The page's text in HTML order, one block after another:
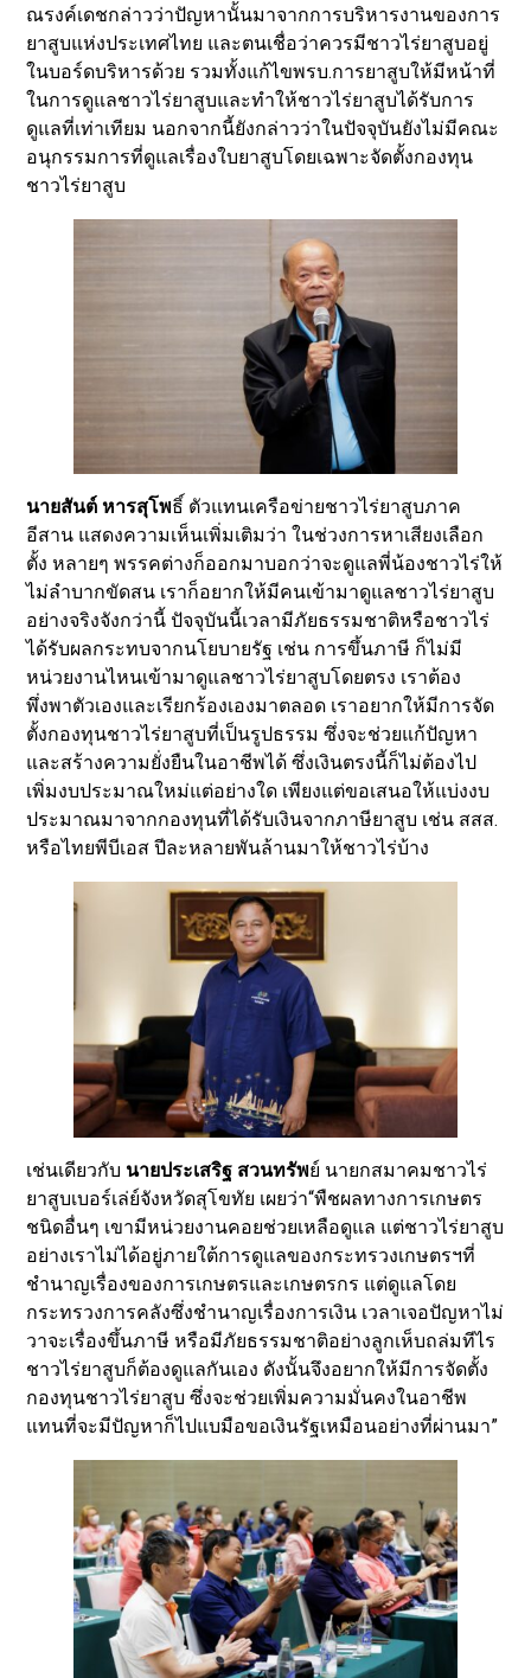
ณรงค์เดชกล่าวว่าปัญหานั้นมาจากการบริหารงานของการ
ยาสูบแห่งประเทศไทย และตนเชื่อว่าควรมีชาวไร่ยาสูบอยู่
ในบอร์ดบริหารด้วย รวมทั้งแก้ไขพรบ.การยาสูบให้มีหน้าที่
ในการดูแลชาวไร่ยาสูบและทำให้ชาวไร่ยาสูบได้รับการ
ดูแลที่เท่าเทียม นอกจากนี้ยังกล่าวว่าในปัจจุบันยังไม่มีคณะ
อนุกรรมการที่ดูแลเรื่องใบยาสูบโดยเฉพาะจัดตั้งกองทุน
ชาวไร่ยาสูบ
นายสันต์ หารสุโพธิ์ ตัวแทนเครือข่ายชาวไร่ยาสูบภาค
อีสาน แสดงความเห็นเพิ่มเติมว่า ในช่วงการหาเสียงเลือก
ตั้ง หลายๆ พรรคต่างก็ออกมาบอกว่าจะดูแลพี่น้องชาวไร่ให้
ไม่ลำบากขัดสน เราก็อยากให้มีคนเข้ามาดูแลชาวไร่ยาสูบ
อย่างจริงจังกว่านี้ ปัจจุบันนี้เวลามีภัยธรรมชาติหรือชาวไร่
ได้รับผลกระทบจากนโยบายรัฐ เช่น การขึ้นภาษี ก็ไม่มี
หน่วยงานไหนเข้ามาดูแลชาวไร่ยาสูบโดยตรง เราต้อง
พึ่งพาตัวเองและเรียกร้องเองมาตลอด เราอยากให้มีการจัด
ตั้งกองทุนชาวไร่ยาสูบที่เป็นรูปธรรม ซึ่งจะช่วยแก้ปัญหา
และสร้างความยั่งยืนในอาชีพได้ ซึ่งเงินตรงนี้ก็ไม่ต้องไป
เพิ่มงบประมาณใหม่แต่อย่างใด เพียงแต่ขอเสนอให้แบ่งงบ
ประมาณมาจากกองทุนที่ได้รับเงินจากภาษียาสูบ เช่น สสส.
หรือไทยพีบีเอส ปีละหลายพันล้านมาให้ชาวไร่บ้าง
เช่นเดียวกับ นายประเสริฐ สวนทรัพย์ นายกสมาคมชาวไร่
ยาสูบเบอร์เล่ย์จังหวัดสุโขทัย เผยว่า“พืชผลทางการเกษตร
ชนิดอื่นๆ เขามีหน่วยงานคอยช่วยเหลือดูแล แต่ชาวไร่ยาสูบ
อย่างเราไม่ได้อยู่ภายใต้การดูแลของกระทรวงเกษตรฯที่
ชำนาญเรื่องของการเกษตรและเกษตรกร แต่ดูแลโดย
กระทรวงการคลังซึ่งชำนาญเรื่องการเงิน เวลาเจอปัญหาไม่
วาจะเรื่องขึ้นภาษี หรือมีภัยธรรมชาติอย่างลูกเห็บถล่มทีไร
ชาวไร่ยาสูบก็ต้องดูแลกันเอง ดังนั้นจึงอยากให้มีการจัดตั้ง
กองทุนชาวไร่ยาสูบ ซึ่งจะช่วยเพิ่มความมั่นคงในอาชีพ
แทนที่จะมีปัญหาก็ไปแบมือขอเงินรัฐเหมือนอย่างที่ผ่านมา”